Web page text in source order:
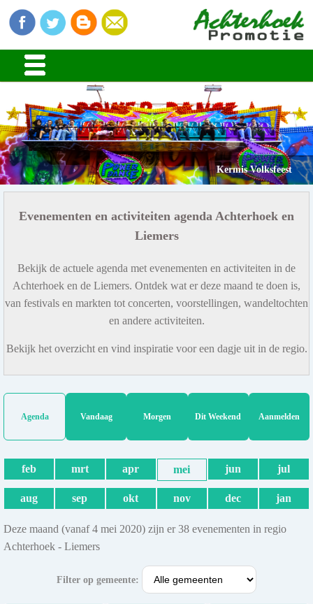
Kermis Volksfeest
Evenementen en activiteiten agenda Achterhoek en
Liemers
Bekijk de actuele agenda met evenementen en activiteiten in de
Achterhoek en de Liemers. Ontdek wat er deze maand te doen is,
van festivals en markten tot concerten, voorstellingen, wandeltochten
en andere activiteiten.
Bekijk het overzicht en vind inspiratie voor een dagje uit in de regio.
Agenda Vandaag Morgen Dit Weekend Aanmelden
feb mrt apr mei jun jul
aug sep okt nov dec jan
Deze maand (vanaf 4 mei 2020) zijn er 38 evenementen in regio
Achterhoek - Liemers
Filter op gemeente: